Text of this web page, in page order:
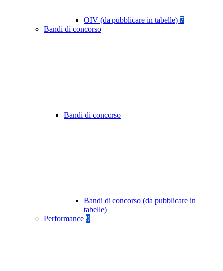
OIV (da pubblicare in tabelle) 7
Bandi di concorso
Bandi di concorso
Bandi di concorso (da pubblicare in
tabelle)
Performance 9